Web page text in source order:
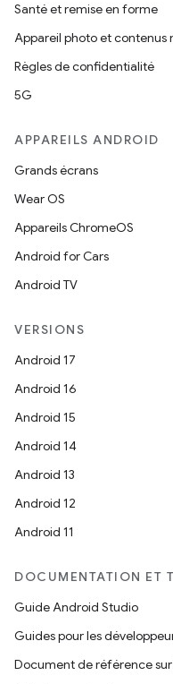
Santé et remise en forme
Appareil photo et contenus
Règles de confidentialité
5G
APPAREILS ANDROID
Grands écrans
Wear OS
Appareils ChromeOS
Android for Cars
Android TV
VERSIONS
Android 17
Android 16
Android 15
Android 14
Android 13
Android 12
Android 11
DOCUMENTATION ET
Guide Android Studio
Guides pour les
Document de référence sur